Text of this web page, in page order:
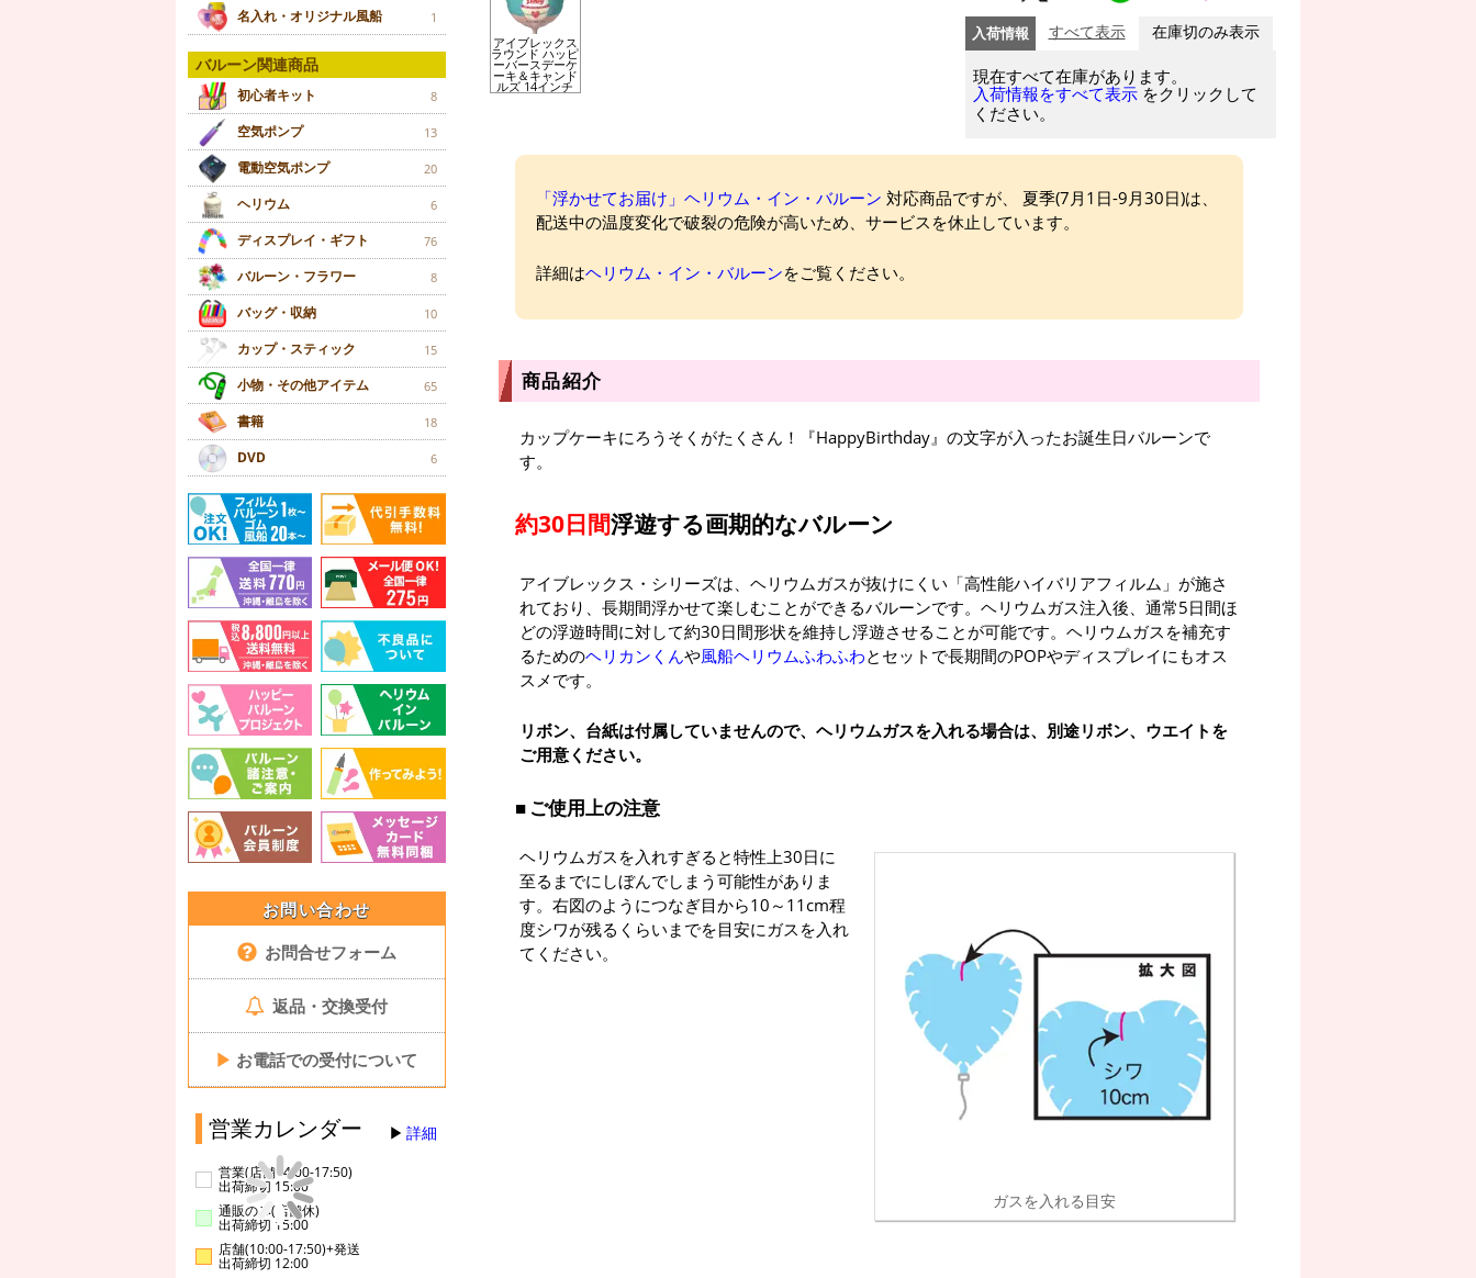
名入れ・オリジナル風船 1
バルーン関連商品
初心者キット 8
空気ポンプ 13
電動空気ポンプ 20
ヘリウム 6
ディスプレイ・ギフト 76
バルーン・フラワー 8
バッグ・収納 10
カップ・スティック 15
小物・その他アイテム 65
書籍 18
DVD 6
お問い合わせ
お問合せフォーム
返品・交換受付
▶ お電話での受付について
営業カレンダー 詳細
営業(店舗14:00-17:50)
出荷締切 15:00
通販のみ(店舗休)
出荷締切 15:00
店舗(10:00-17:50)+発送
出荷締切 12:00
アイブレックス
ラウンド ハッピ
ーバースデーケ
ーキ＆キャンド
ルズ 14インチ
入荷情報 すべて表示 在庫切のみ表示
現在すべて在庫があります。
入荷情報をすべて表示 をクリックして
ください。
「浮かせてお届け」ヘリウム・イン・バルーン 対応商品ですが、 夏季(7月1日-9月30日)は、
配送中の温度変化で破裂の危険が高いため、サービスを休止しています。
詳細はヘリウム・イン・バルーンをご覧ください。
商品紹介
カップケーキにろうそくがたくさん！『HappyBirthday』の文字が入ったお誕生日バルーンで
す。
約30日間浮遊する画期的なバルーン
アイブレックス・シリーズは、ヘリウムガスが抜けにくい「高性能ハイバリアフィルム」が施さ
れており、長期間浮かせて楽しむことができるバルーンです。ヘリウムガス注入後、通常5日間ほ
どの浮遊時間に対して約30日間形状を維持し浮遊させることが可能です。ヘリウムガスを補充す
るためのヘリカンくんや風船ヘリウムふわふわとセットで長期間のPOPやディスプレイにもオス
スメです。
リボン、台紙は付属していませんので、ヘリウムガスを入れる場合は、別途リボン、ウエイトを
ご用意ください。
ご使用上の注意
ガスを入れる目安
ヘリウムガスを入れすぎると特性上30日に
至るまでにしぼんでしまう可能性がありま
す。右図のようにつなぎ目から10～11cm程
度シワが残るくらいまでを目安にガスを入れ
てください。